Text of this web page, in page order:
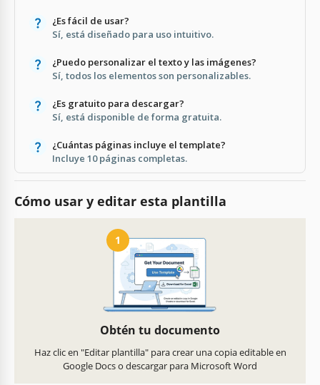
¿Es fácil de usar?
Sí, está diseñado para uso intuitivo.
¿Puedo personalizar el texto y las imágenes?
Sí, todos los elementos son personalizables.
¿Es gratuito para descargar?
Sí, está disponible de forma gratuita.
¿Cuántas páginas incluye el template?
Incluye 10 páginas completas.
Cómo usar y editar esta plantilla
1
Obtén tu documento
Haz clic en "Editar plantilla" para crear una copia editable en
Google Docs o descargar para Microsoft Word